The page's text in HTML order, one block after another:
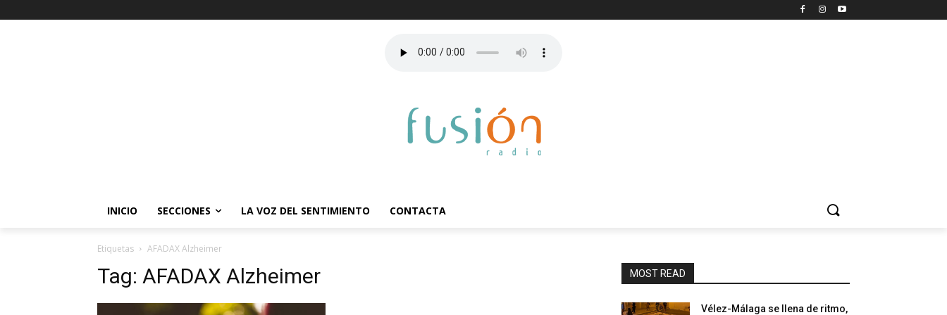
INICIO SECCIONES LA VOZ DEL SENTIMIENTO CONTACTA
Etiquetas AFADAX Alzheimer
Tag: AFADAX Alzheimer MOST READ
Vélez-Málaga se llena de ritmo,